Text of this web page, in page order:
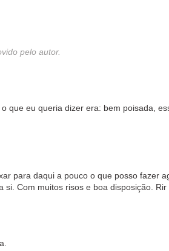
pelo autor.
que eu queria dizer era: bem poisada,
para daqui a pouco o que posso fazer
si. Com muitos risos e boa disposição.